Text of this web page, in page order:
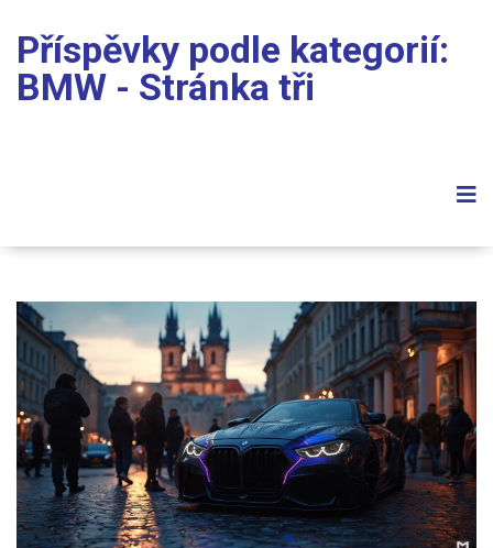
Příspěvky podle kategorií:
BMW - Stránka tři